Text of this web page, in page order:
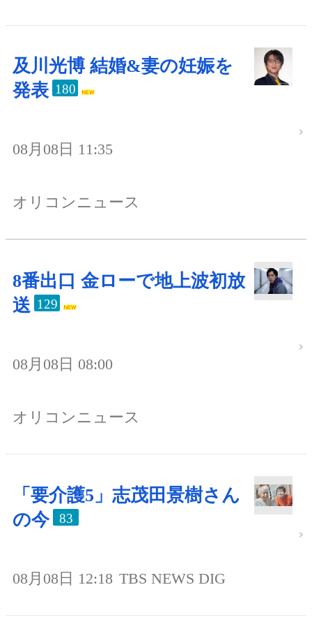
及川光博 結婚&妻の妊娠を
発表 180
08月08日 11:35
オリコンニュース
8番出口 金ローで地上波初放
送 129
08月08日 08:00
オリコンニュース
「要介護5」志茂田景樹さん
の今
83
08月08日 12:18 TBS NEWS DIG